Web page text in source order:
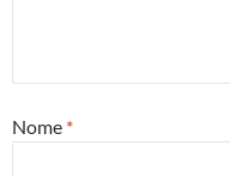
Nome *